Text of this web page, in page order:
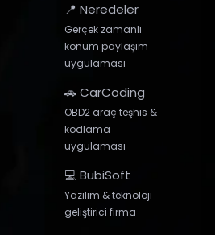
📍 Neredeler
Gerçek zamanlı
konum paylaşım
uygulaması
🚗 CarCoding
OBD2 araç teşhis &
kodlama
uygulaması
💻 BubiSoft
Yazılım & teknoloji
geliştirici firma